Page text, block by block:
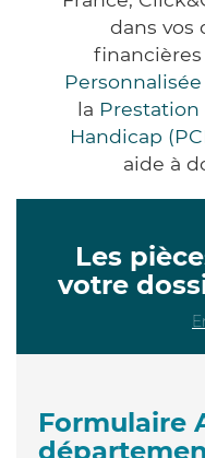
dans vos
la
Handicap
aide à
Les
votre
Formulaire